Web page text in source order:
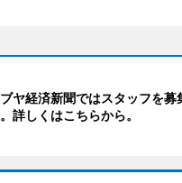
ヤ経済新聞ではスタッフを募
詳しくはこちらから。